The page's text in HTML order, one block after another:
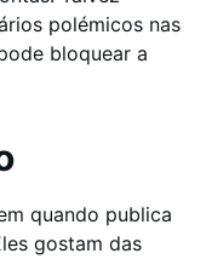
polémicos nas
bloquear a
quando publica
gostam das